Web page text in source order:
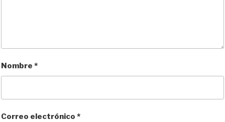
Nombre *
Correo electrónico *